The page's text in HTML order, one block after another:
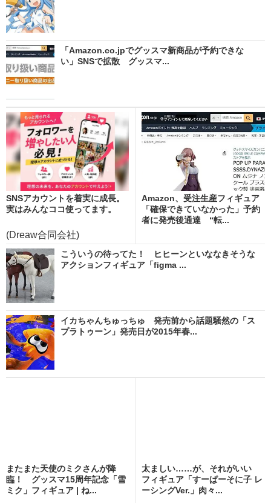
「Amazon.co.jpでグッスマ新商品が予約できな
い」SNSで拡散 グッスマ...
SNSアカウントを着実に成長。
実はみんなココ使ってます。
(Dreaw合同会社)
Amazon、受注生産フィギュア
「確保できていなかった」予約
者に発売後通達 “転...
こういうの待ってた！ ヒヒーンといななきそうな
アクションフィギュア「figma ...
イカちゃんちゅっちゅ 発売前から話題騒然の「ス
プラトゥーン」発売日が2015年春...
またまた天使のミクさんが降
臨！ グッスマ15周年記念「雪
ミク」フィギュア | ね...
太ましい……が、それがいい
フィギュア「すーぱーそに子 レ
ーシングVer.」肉々...